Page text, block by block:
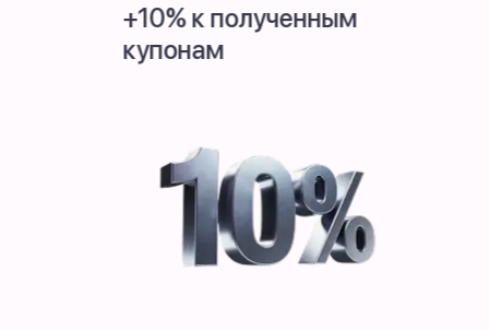
+10% к полученным